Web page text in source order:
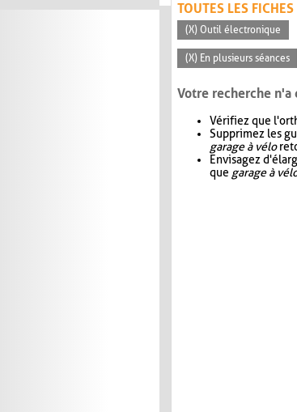
TOUTES LES
(X) Outil électronique
(X) En plusieurs séances
Votre recherche n'a
Vérifiez que
Supprimez les
garage à vélo
Envisagez
que garage à